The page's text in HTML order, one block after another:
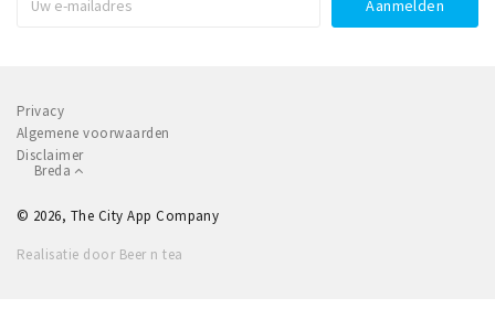
Privacy
Algemene voorwaarden
Disclaimer
Breda
© 2026, The City App Company
Realisatie door Beer n tea